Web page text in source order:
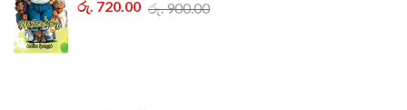
රු. 720.00 රු. 900.00